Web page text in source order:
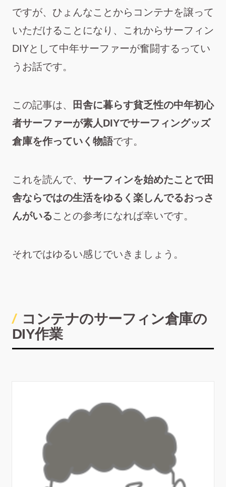
ですが、ひょんなことからコンテナを譲って
いただけることになり、これからサーフィン
DIYとして中年サーファーが奮闘するってい
うお話です。
この記事は、
田舎に暮らす貧乏性の中年初心
者サーファーが素人DIYでサーフィングッズ
倉庫を作っていく物語です。
これを読んで、 サーフィンを始めたことで田
舎ならではの生活をゆるく楽しんでるおっさ
んがいることの参考になれば幸いです。
それではゆるい感じでいきましょう。
コンテナのサーフィン倉庫の
DIY作業